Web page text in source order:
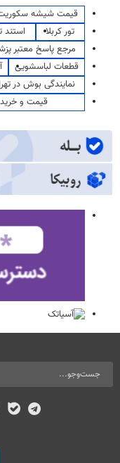
قیمت شیشه
تور کربلا
مرجع پاسخ معتبر
قطعات لباسشویی
نمایندگی بوش در
قیمت و